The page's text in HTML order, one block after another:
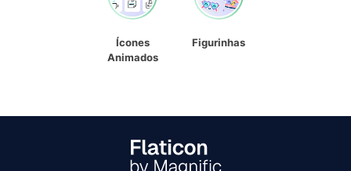
Ícones
Animados
Figurinhas